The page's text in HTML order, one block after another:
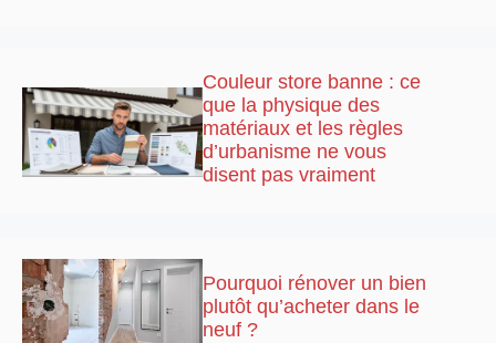
Couleur store banne : ce
que la physique des
matériaux et les règles
d’urbanisme ne vous
disent pas vraiment
Pourquoi rénover un bien
plutôt qu’acheter dans le
neuf ?